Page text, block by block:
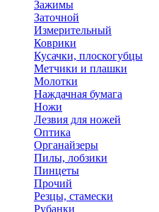
Зажимы
Заточной
Измерительный
Коврики
Кусачки, плоскогубцы
Метчики и плашки
Молотки
Наждачная бумага
Ножи
Лезвия для ножей
Оптика
Органайзеры
Пилы, лобзики
Пинцеты
Прочий
Резцы, стамески
Рубанки